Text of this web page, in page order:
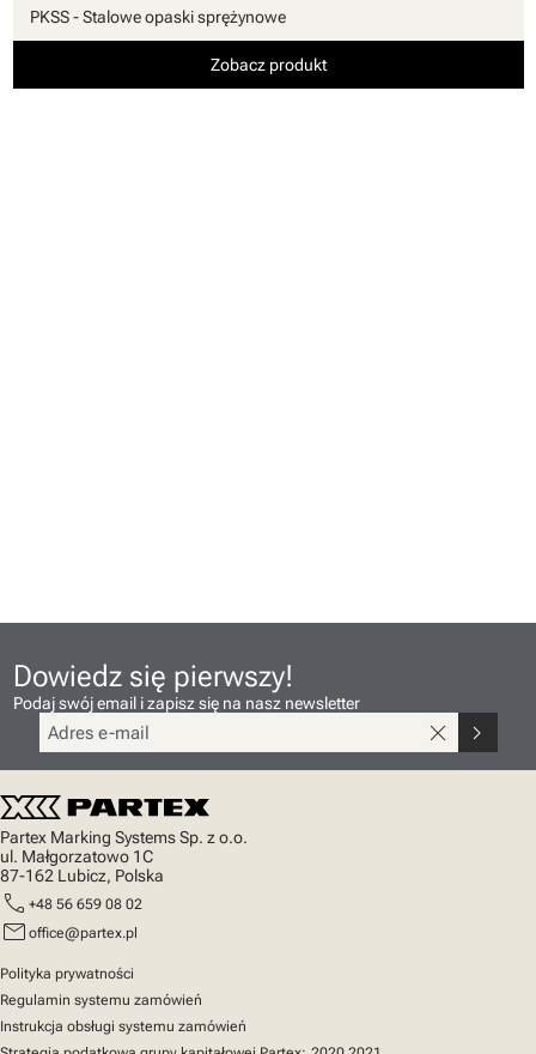
PKSS - Stalowe opaski sprężynowe
Zobacz produkt
Dowiedz się pierwszy!
Podaj swój email i zapisz się na nasz newsletter
close chevron_right
Partex Marking Systems Sp. z o.o.
ul. Małgorzatowo 1C
87-162 Lubicz, Polska
call +48 56 659 08 02
mail office@partex.pl
Polityka prywatności
Regulamin systemu zamówień
Instrukcja obsługi systemu zamówień